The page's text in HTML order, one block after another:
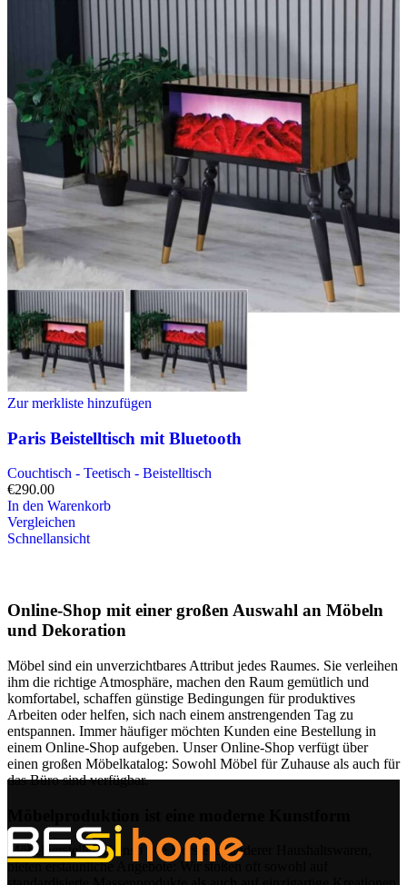
Zur merkliste hinzufügen
Paris Beistelltisch mit Bluetooth
Couchtisch - Teetisch - Beistelltisch
€290.00
In den Warenkorb
Vergleichen
Schnellansicht
Online-Shop mit einer großen Auswahl an Möbeln
und Dekoration
Möbel sind ein unverzichtbares Attribut jedes Raumes. Sie verleihen
ihm die richtige Atmosphäre, machen den Raum gemütlich und
komfortabel, schaffen günstige Bedingungen für produktives
Arbeiten oder helfen, sich nach einem anstrengenden Tag zu
entspannen. Immer häufiger möchten Kunden eine Bestellung in
einem Online-Shop aufgeben. Unser Online-Shop verfügt über
einen großen Möbelkatalog: Sowohl Möbel für Zuhause als auch für
das Büro sind verfügbar.
Möbelhersteller, ebenso wie Hersteller anderer Haushaltswaren,
bieten erstaunliche Angebote: Wir stoßen oft sowohl auf